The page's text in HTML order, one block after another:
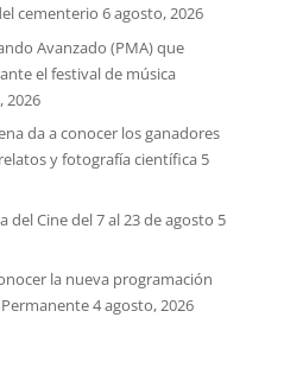
cementerio 6 agosto, 2026
Avanzado (PMA) que
el festival de música
2026
da a conocer los ganadores
y fotografía científica 5
del Cine del 7 al 23 de agosto 5
la nueva programación
4 agosto, 2026